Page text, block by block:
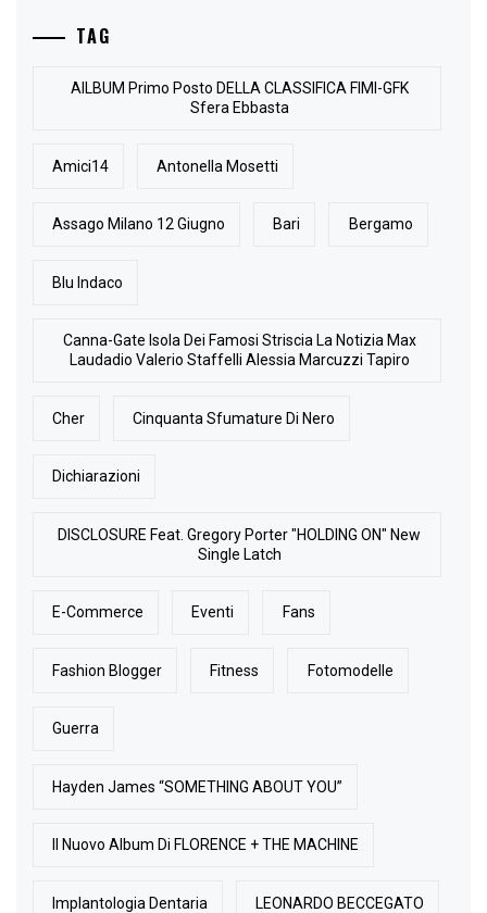
TAG
AlLBUM Primo Posto DELLA CLASSIFICA FIMI-GFK
Sfera Ebbasta
Amici14 Antonella Mosetti
Assago Milano 12 Giugno Bari Bergamo
Blu Indaco
Canna-Gate Isola Dei Famosi Striscia La Notizia Max
Laudadio Valerio Staffelli Alessia Marcuzzi Tapiro
Cher Cinquanta Sfumature Di Nero
Dichiarazioni
DISCLOSURE Feat. Gregory Porter "HOLDING ON" New
Single Latch
E-Commerce Eventi Fans
Fashion Blogger Fitness Fotomodelle
Guerra
Hayden James “SOMETHING ABOUT YOU”
Il Nuovo Album Di FLORENCE + THE MACHINE
Implantologia Dentaria LEONARDO BECCEGATO